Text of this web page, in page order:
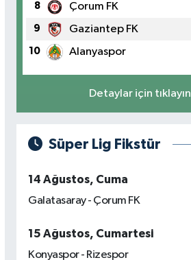
8 Çorum FK
9 Gaziantep FK
10 Alanyaspor
Detaylar için tıklayın
Süper Lig Fikstür
14 Ağustos, Cuma
Galatasaray - Çorum FK
15 Ağustos, Cumartesi
Konyaspor - Rizespor